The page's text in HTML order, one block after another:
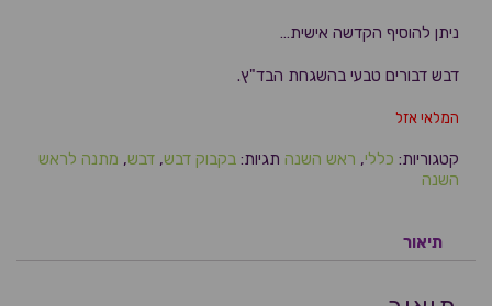
ניתן להוסיף הקדשה אישית…
דבש דבורים טבעי בהשגחת הבד"ץ.
המלאי אזל
קטגוריות: כללי, ראש השנה תגיות: בקבוק דבש, דבש, מתנה לראש
השנה
תיאור